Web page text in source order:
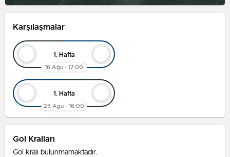
Karşılaşmalar
1. Hafta
16 Ağu - 17:00
1. Hafta
23 Ağu - 16:00
Gol Kralları
Gol kralı bulunmamaktadır.